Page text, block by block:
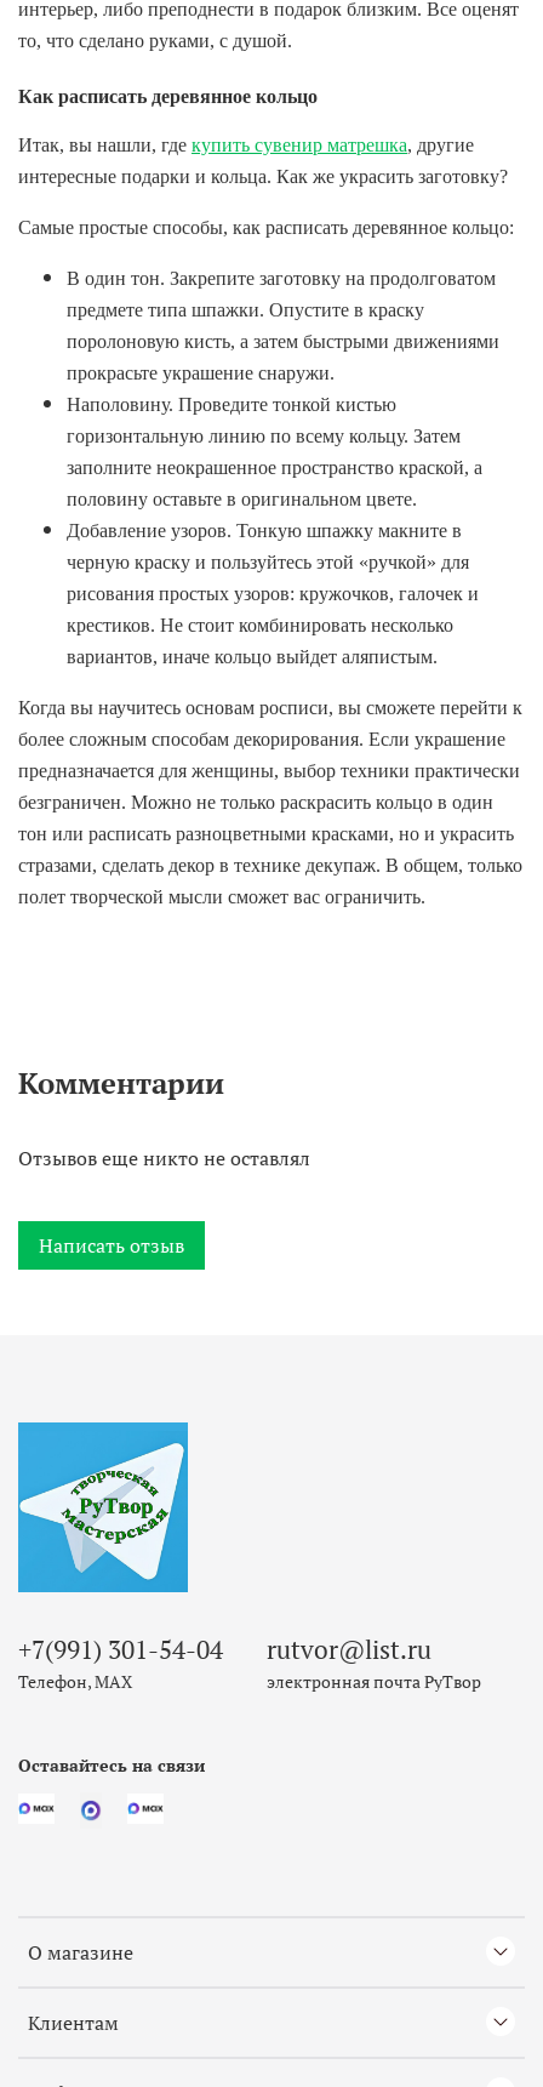
интерьер, либо преподнести в подарок близким. Все оценят
то, что сделано руками, с душой.
Как расписать деревянное кольцо
Итак, вы нашли, где купить сувенир матрешка, другие
интересные подарки и кольца. Как же украсить заготовку?
Самые простые способы, как расписать деревянное кольцо:
В один тон. Закрепите заготовку на продолговатом
предмете типа шпажки. Опустите в краску
поролоновую кисть, а затем быстрыми движениями
прокрасьте украшение снаружи.
Наполовину. Проведите тонкой кистью
горизонтальную линию по всему кольцу. Затем
заполните неокрашенное пространство краской, а
половину оставьте в оригинальном цвете.
Добавление узоров. Тонкую шпажку макните в
черную краску и пользуйтесь этой «ручкой» для
рисования простых узоров: кружочков, галочек и
крестиков. Не стоит комбинировать несколько
вариантов, иначе кольцо выйдет аляпистым.
Когда вы научитесь основам росписи, вы сможете перейти к
более сложным способам декорирования. Если украшение
предназначается для женщины, выбор техники практически
безграничен. Можно не только раскрасить кольцо в один
тон или расписать разноцветными красками, но и украсить
стразами, сделать декор в технике декупаж. В общем, только
полет творческой мысли сможет вас ограничить.
Комментарии
Отзывов еще никто не оставлял
Написать отзыв
О магазине
Клиентам
+7(991) 301-54-04
Телефон, МАХ
rutvor@list.ru
электронная почта РуТвор
Оставайтесь на связи